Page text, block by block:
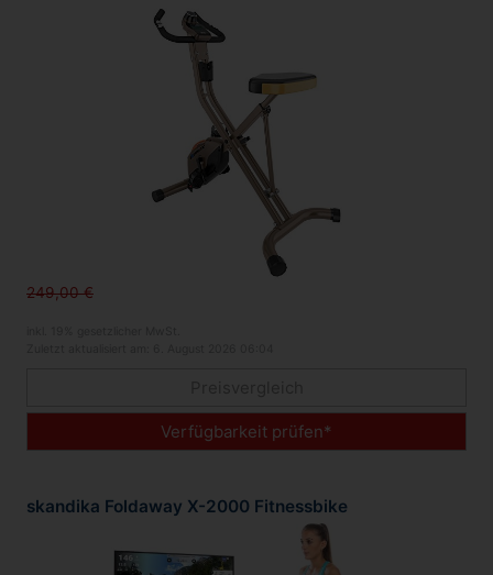
249,00 €
Verfügbarkeit prüfen*
skandika Foldaway X-2000 Fitnessbike